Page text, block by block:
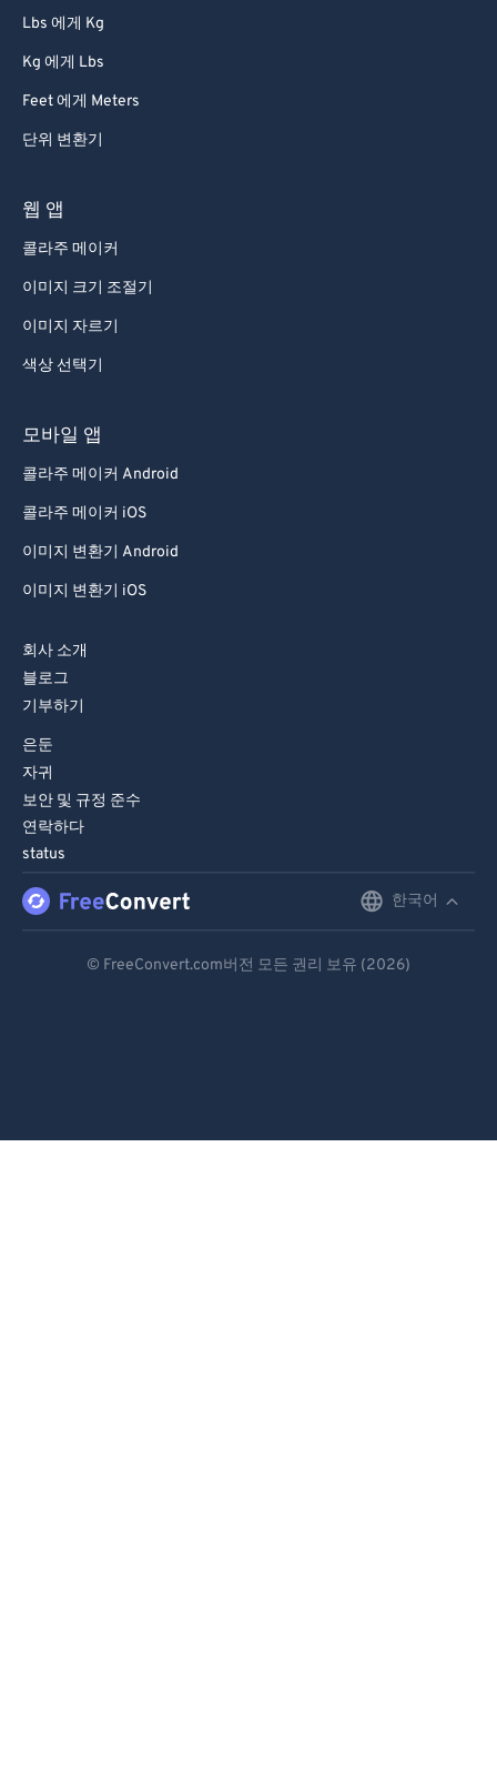
Lbs 에게 Kg
Kg 에게 Lbs
Feet 에게 Meters
단위 변환기
웹 앱
콜라주 메이커
이미지 크기 조절기
이미지 자르기
색상 선택기
모바일 앱
콜라주 메이커 Android
콜라주 메이커 iOS
이미지 변환기 Android
이미지 변환기 iOS
회사 소개
블로그
기부하기
은둔
자귀
보안 및 규정 준수
연락하다
status
한국어
© FreeConvert.com버전 모든 권리 보유 (2026)